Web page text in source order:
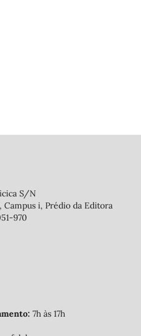
S/N
i, Prédio da Editora
970
7h às 17h